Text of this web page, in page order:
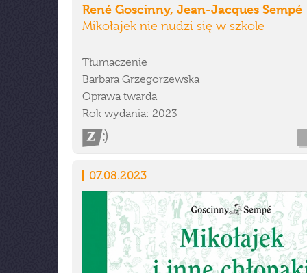
René Goscinny, Jean-Jacques Sempé
Mikołajek nie nudzi się w szkole
Tłumaczenie
Barbara Grzegorzewska
Oprawa twarda
Rok wydania: 2023
07.08.2023